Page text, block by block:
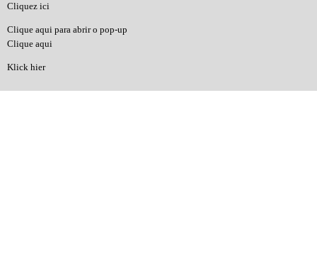
Cliquez ici
Clique aqui para abrir o pop-up
Clique aqui
Klick hier